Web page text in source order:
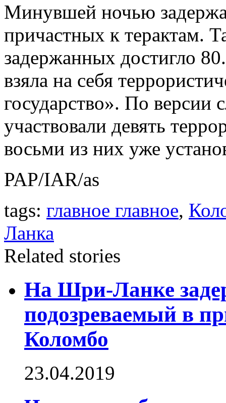
Минувшей ночью
причастных к терактам.
задержанных достигло
взяла на себя
государство». По версии
участвовали девять
восьми из них уже
PAP/IAR/as
tags: главное главное,
Ланка
Related stories
На Шри-Ланке
подозреваемый в
Коломбо
23.04.2019